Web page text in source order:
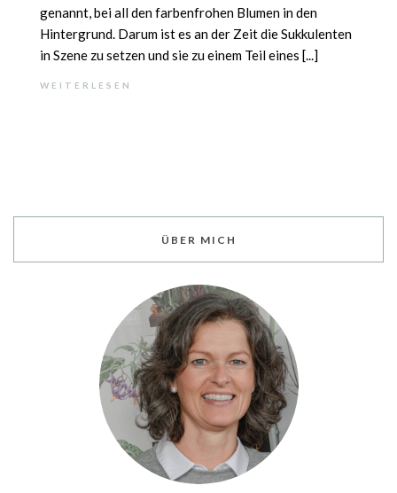
genannt, bei all den farbenfrohen Blumen in den
Hintergrund. Darum ist es an der Zeit die Sukkulenten
in Szene zu setzen und sie zu einem Teil eines [...]
WEITERLESEN
ÜBER MICH